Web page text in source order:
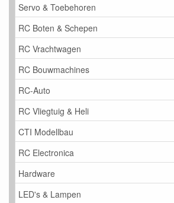
Servo & Toebehoren
RC Boten & Schepen
RC Vrachtwagen
RC Bouwmachines
RC-Auto
RC Vliegtuig & Heli
CTI Modellbau
RC Electronica
Hardware
LED's & Lampen